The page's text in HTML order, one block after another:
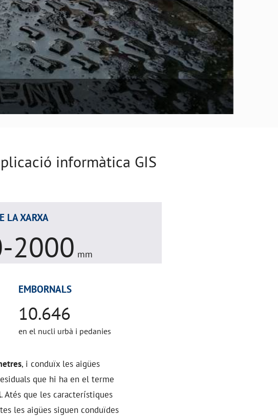
informàtica GIS
LA XARXA
2000 mm
EMBORNALS
10.646
en el nucli urbà i pedanies
, i conduïx les aigües
que hi ha en el terme
. Atés que les característiques
les aigües siguen conduïdes